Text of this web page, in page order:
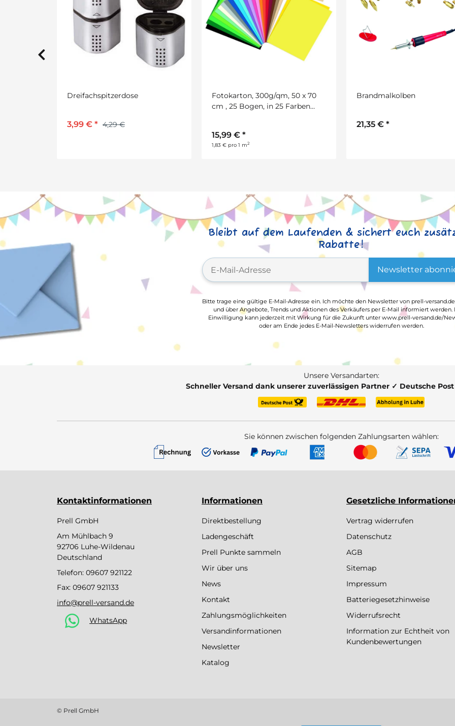
Fotokarton, 300g/qm, 50 x 70
Brandmalkolben Pinsel 10er Set
2,60 € *
Bleibt auf dem Laufenden & sichert euch
Rabatte!
Newsletter
Bitte trage eine gültige E-Mail-Adresse ein. Ich möchte den Newsletter von prell-
und über Angebote, Trends und Aktionen des Verkäufers per E-Mail informiert werden.
Einwilligung kann jederzeit mit Wirkung für die Zukunft unter www.prell-versand.de/
oder am Ende jedes E-Mail-Newsletters widerrufen werden.
Unsere Versandarten:
Schneller Versand dank unserer zuverlässigen Partner ✓ Deutsche
Sie können zwischen folgenden Zahlungsarten wählen:
Kontaktinformationen
Prell GmbH
Am Mühlbach 9
92706 Luhe-Wildenau
Deutschland
Telefon: 09607 921122
Fax: 09607 921133
info@prell-versand.de
WhatsApp
Informationen
Direktbestellung
Ladengeschäft
Prell Punkte sammeln
Wir über uns
News
Kontakt
Zahlungsmöglichkeiten
Versandinformationen
Newsletter
Katalog
Gesetzliche
Vertrag widerrufen
Datenschutz
AGB
Sitemap
Impressum
Batteriegesetzhinweise
Widerrufsrecht
Information zur Echtheit von
Kundenbewertungen
© Prell GmbH